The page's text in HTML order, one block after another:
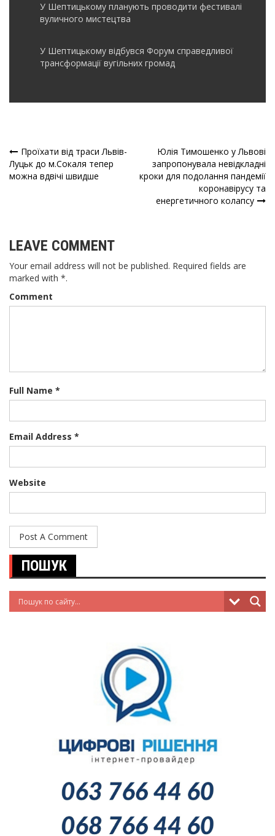
У Шептицькому планують проводити фестивалі
вуличного мистецтва
У Шептицькому відбувся Форум справедливої
трансформації вугільних громад
Навігація
записів
Проїхати від траси Львів-
Луцьк до м.Сокаля тепер
можна вдвічі швидше
Юлія Тимошенко у Львові
запропонувала невідкладні
кроки для подолання пандемії
коронавірусу та
енергетичного колапсу
LEAVE COMMENT
Your email address will not be published. Required fields are
marked with *.
Comment
Full Name *
Email Address *
Website
ПОШУК